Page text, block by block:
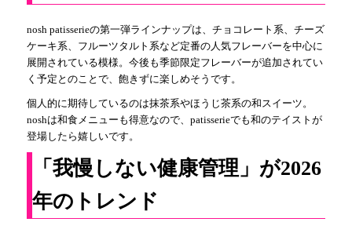
nosh patisserieの第一弾ラインナップは、チョコレート系、チーズ
ケーキ系、フルーツタルト系など定番の人気フレーバーを中心に
展開されている模様。今後も季節限定フレーバーが追加されてい
く予定とのことで、飽きずに楽しめそうです。
個人的に期待しているのは抹茶系やほうじ茶系の和スイーツ。
noshは和食メニューも得意なので、patisserieでも和のテイストが
登場したら嬉しいです。
「我慢しない健康管理」が2026
年のトレンド